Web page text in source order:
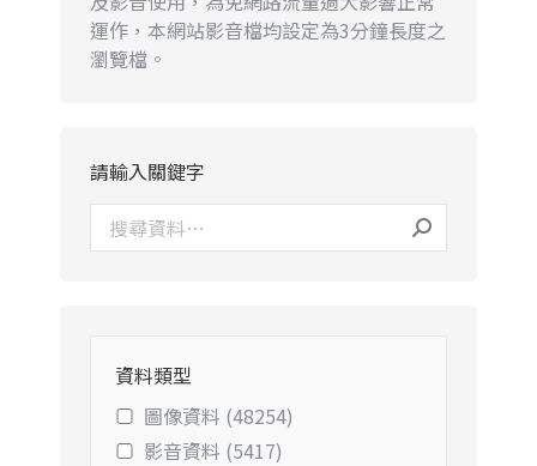
運作，本網站影音檔均設定為3分鐘長度之
瀏覽檔。
請輸入關鍵字
資料類型
圖像資料 (48254)
影音資料 (5417)